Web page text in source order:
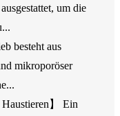
um die
besteht aus
mikroporöser
Haustieren】 Ein